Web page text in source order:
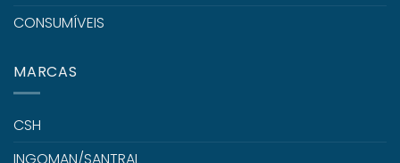
CONSUMÍVEIS
MARCAS
CSH